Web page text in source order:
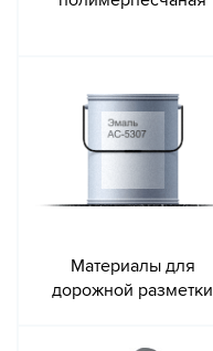
Материалы для
дорожной разметки